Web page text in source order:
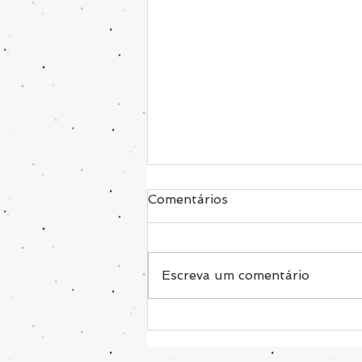
Comentários
Escreva um comentário